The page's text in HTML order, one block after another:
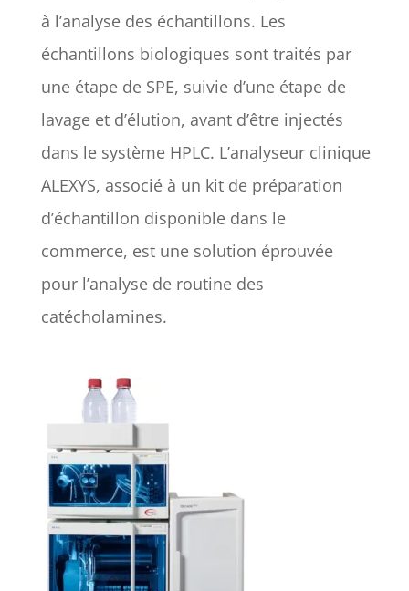
à l’analyse des échantillons. Les
échantillons biologiques sont traités par
une étape de SPE, suivie d’une étape de
lavage et d’élution, avant d’être injectés
dans le système HPLC. L’analyseur clinique
ALEXYS, associé à un kit de préparation
d’échantillon disponible dans le
commerce, est une solution éprouvée
pour l’analyse de routine des
catécholamines.